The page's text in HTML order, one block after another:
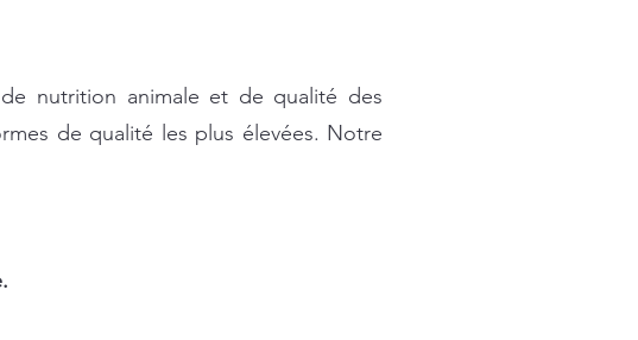
nutrition animale et de qualité des
de qualité les plus élevées. Notre